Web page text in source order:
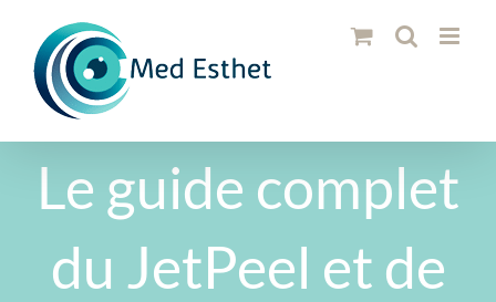
contenu
Le guide complet
du JetPeel et de